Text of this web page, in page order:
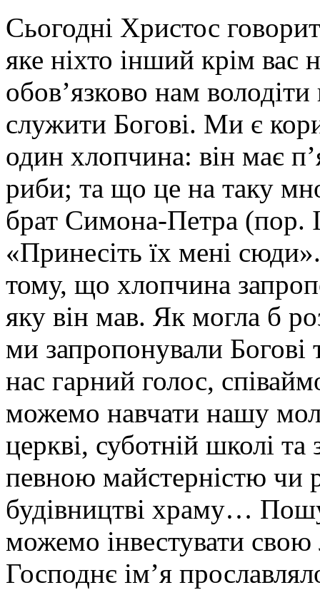
Сьогодні Христос
яке ніхто інший крім вас
обов’язково нам
служити Богові. Ми є
один хлопчина: він має
риби; та що це на таку
брат Симона-Петра (пор.
«Принесіть їх мені
тому, що хлопчина
яку він мав. Як могла б
ми запропонували
нас гарний голос,
можемо навчати нашу
церкві, суботній школі
певною майстерністю
будівництві храму…
можемо інвестувати свою
Господнє ім’я